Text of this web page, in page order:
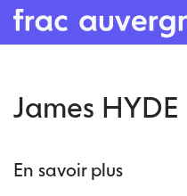
toJames HYDE
En savoir plus